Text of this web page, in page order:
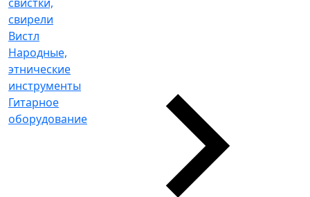
свирели
Вистл
Народные,
этнические
инструменты
Гитарное
оборудование